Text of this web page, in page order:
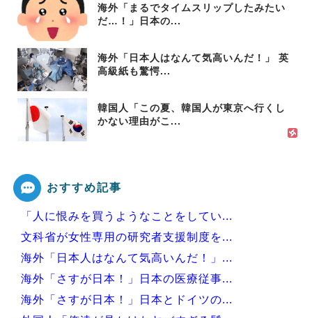
海外「まるでタイムスリップしたみたい
だ…！」日本の...
海外「日本人はなんて気高いんだ！」 英
高級紙も驚愕...
韓国人「この夏、韓国人が東京へ行くし
かない理由がこ...
おすすめ記事
「人に恨みを買うようなことをしてい...
文科省が女性専用の研究者支援制度を...
海外「日本人はなんて気高いんだ！」...
海外「さすが日本！」日本の医療従事...
海外「さすが日本！」日本とドイツの...